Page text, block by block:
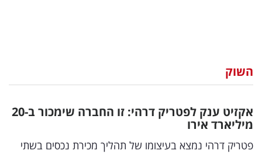
וצרכנות
דיגיטל
וטק
השוק
אקזיט ענק לפטריק דרהי: זו החברה שימכור ב-20
מיליארד אירו
פטריק דרהי נמצא בעיצומו של תהליך מכירת נכסים בשתי